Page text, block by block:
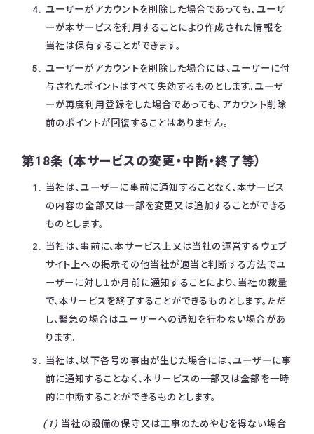
ユーザーがアカウントを削除した場合であっても、ユーザ
ーが本サービスを利用することにより作成された情報を
当社は保有することができます。
ユーザーがアカウントを削除した場合には、ユーザーに付
与されたポイントはすべて失効するものとします。ユーザ
ーが再度利用登録をした場合であっても、アカウント削除
前のポイントが回復することはありません。
第18条 （本サービスの変更・中断・終了等）
当社は、ユーザーに事前に通知することなく、本サービス
の内容の全部又は一部を変更又は追加することができる
ものとします。
当社は、事前に、本サービス上又は当社の運営するウェブ
サイト上への掲示その他当社が適当と判断する方法でユ
ーザーに対し１か月前に通知することにより、当社の裁量
で、本サービスを終了することができるものとします。ただ
し、緊急の場合はユーザーへの通知を行わない場合があ
ります。
当社は、以下各号の事由が生じた場合には、ユーザーに事
前に通知することなく、本サービスの一部又は全部を一時
的に中断することができるものとします。
当社の設備の保守又は工事のためやむを得ない場合